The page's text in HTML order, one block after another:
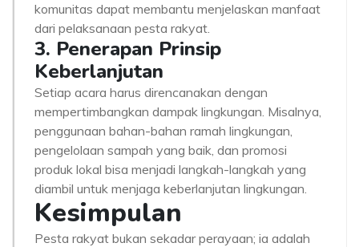
komunitas dapat membantu menjelaskan manfaat
dari pelaksanaan pesta rakyat.
3. Penerapan Prinsip
Keberlanjutan
Setiap acara harus direncanakan dengan
mempertimbangkan dampak lingkungan. Misalnya,
penggunaan bahan-bahan ramah lingkungan,
pengelolaan sampah yang baik, dan promosi
produk lokal bisa menjadi langkah-langkah yang
diambil untuk menjaga keberlanjutan lingkungan.
Kesimpulan
Pesta rakyat bukan sekadar perayaan; ia adalah